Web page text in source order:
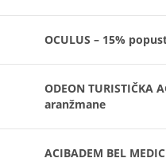
OCULUS – 15%
ODEON TURISTIČKA
aranžmane
ACIBADEM BEL